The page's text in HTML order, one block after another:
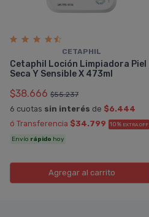
CETAPHIL
Cetaphil Loción Limpiadora Piel
Seca Y Sensible X 473ml
$38.666 $55.237
6 cuotas sin interés de $6.444
ó Transferencia $34.799 10% EXTRA OFF
Envío rápido hoy
Agregaral carrito